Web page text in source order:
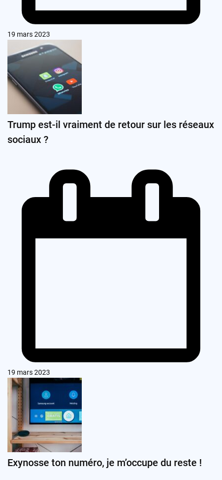
19 mars 2023
Trump est-il vraiment de retour sur les réseaux
sociaux ?
19 mars 2023
Exynosse ton numéro, je m’occupe du reste !